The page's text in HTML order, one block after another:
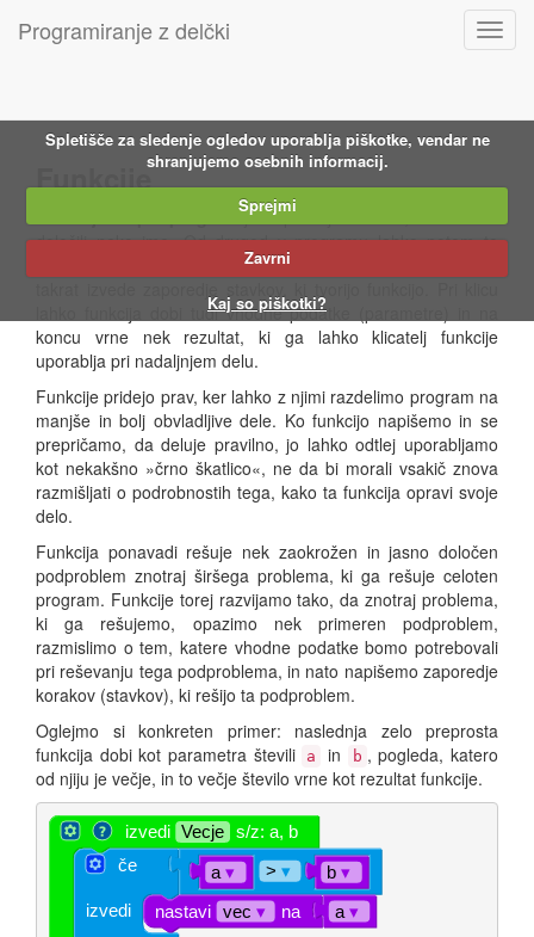
Programiranje in algoritmi
programiranja
Izdelava samostojnih
programov in pogojni stavki
Nizi
Urejevalnik
Programiranje z delčki
Funkcije
je zaporedje stavkov, ki smo mu
določili neko ime. Od drugod v programu lahko potem to
in s tem od računalnika zahtevamo, naj
lahko funkcija dobi tudi vhodne podatke (parametre) in na
koncu vrne nek rezultat, ki ga lahko klicatelj funkcije
uporablja pri nadaljnjem delu.
Funkcije pridejo prav, ker lahko z njimi razdelimo program na
manjše in bolj obvladljive dele. Ko funkcijo napišemo in se
prepričamo, da deluje pravilno, jo lahko odtlej uporabljamo
kot nekakšno »črno škatlico«, ne da bi morali vsakič znova
razmišljati o podrobnostih tega, kako ta funkcija opravi svoje
delo.
Funkcija ponavadi rešuje nek zaokrožen in jasno določen
podproblem znotraj širšega problema, ki ga rešuje celoten
program. Funkcije torej razvijamo tako, da znotraj problema,
ki ga rešujemo, opazimo nek primeren podproblem,
razmislimo o tem, katere vhodne podatke bomo potrebovali
pri reševanju tega podproblema, in nato napišemo zaporedje
korakov (stavkov), ki rešijo ta podproblem.
Oglejmo si konkreten primer: naslednja zelo preprosta
funkcija dobi kot parametra števili
a in b , pogleda, katero
od njiju je večje, in to večje število vrne kot rezultat funkcije.
Spletišče za sledenje ogledov uporablja piškotke, vendar ne
shranjujemo osebnih informacij.
Sprejmi
Zavrni
Kaj so piškotki?